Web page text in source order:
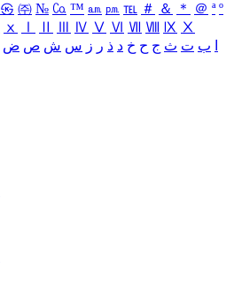
㉿ ㈜ № ㏇ ™ ㏂ ㏘ ℡ ＃ ＆ ＊ ＠ ª º
ⅹ Ⅳ Ⅴ Ⅵ Ⅶ Ⅷ Ⅸ Ⅹ
ب ت ث ج ح خ د ذ ر ز س ش ص ض